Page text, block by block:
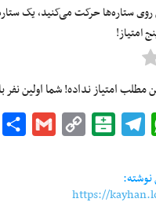
ستاره‌ها حرکت می‌کنید، یک
امتیاز!
مطلب امتیاز نداده! شما اولین نفر
WhatsApp
Telegram
Balatarin
Copy
Gmail
نوشته:
https://